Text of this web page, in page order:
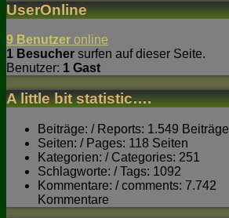
UserOnline
9 Benutzer online
1 Besucher surfen auf dieser Seite.
Benutzer: 1 Gast
A little bit statistic….
Beiträge: / Reports: 1.549 Beiträge
Seiten: / Pages: 118 Seiten
Kategorien: / Categories: 251
Schlagworte: / Tags: 1092
Kommentare: / comments: 7.742
Kommentare